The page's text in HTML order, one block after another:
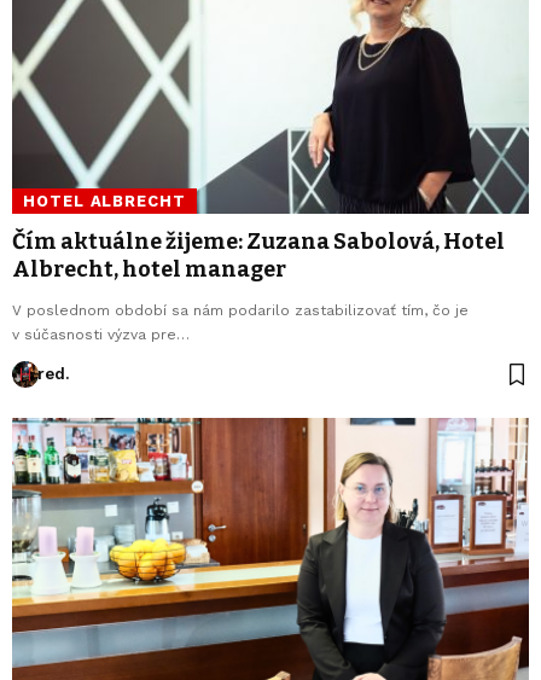
HOTEL ALBRECHT
Čím aktuálne žijeme: Zuzana Sabolová, Hotel
Albrecht, hotel manager
V poslednom období sa nám podarilo zastabilizovať tím, čo je
v súčasnosti výzva pre…
red.